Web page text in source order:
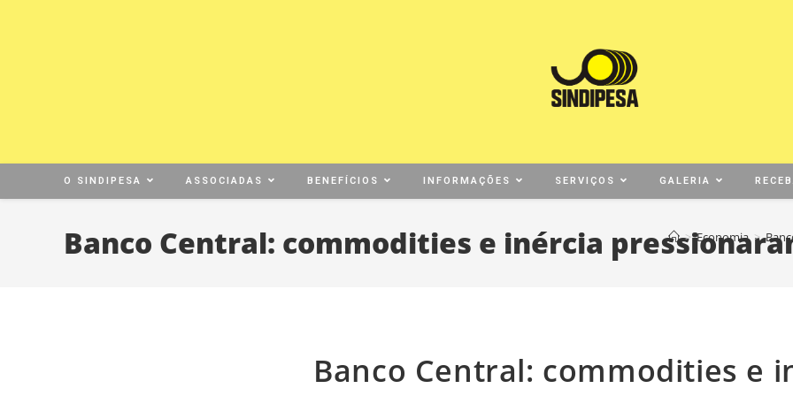
O SINDIPESA ASSOCIADAS BENEFÍCIOS INFORMAÇÕES SERVIÇOS GALERIA
Banco Central: commodities e inércia > Economia >
Banco Central: commodities e